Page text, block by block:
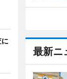
最新ニ